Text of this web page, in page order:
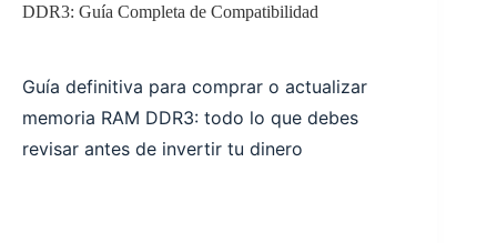
DDR3: Guía Completa de Compatibilidad
Guía definitiva para comprar o actualizar
memoria RAM DDR3: todo lo que debes
revisar antes de invertir tu dinero